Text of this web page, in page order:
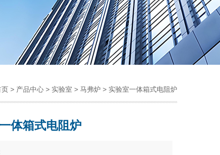
页 > 产品中心 > 实验室 > 马弗炉 > 实验室一体箱式电阻炉
体箱式电阻炉